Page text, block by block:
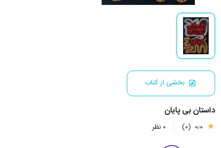
بخشی از کتاب
داستان بی پایان
0٫0 (0) 0 نظر